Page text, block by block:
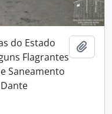
do Estado
Flagrantes
Saneamento